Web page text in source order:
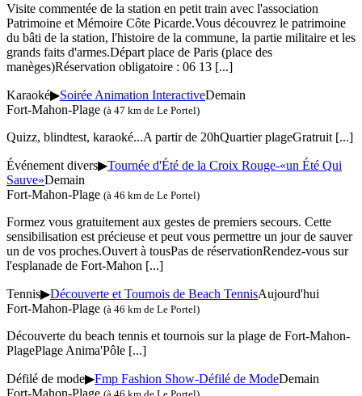
Visite commentée de la station en petit train avec l'association
Patrimoine et Mémoire Côte Picarde.Vous découvrez le patrimoine
du bâti de la station, l'histoire de la commune, la partie militaire et les
grands faits d'armes.Départ place de Paris (place des
manèges)Réservation obligatoire : 06 13 [...]
Karaoké▶Soirée Animation InteractiveDemain
Fort-Mahon-Plage (à 47 km de Le Portel)
Quizz, blindtest, karaoké...A partir de 20hQuartier plageGratruit [...]
Événement divers▶Tournée d'Été de la Croix Rouge-«un Été Qui
Sauve»Demain
Fort-Mahon-Plage (à 46 km de Le Portel)
Formez vous gratuitement aux gestes de premiers secours. Cette
sensibilisation est précieuse et peut vous permettre un jour de sauver
un de vos proches.Ouvert à tousPas de réservationRendez-vous sur
l'esplanade de Fort-Mahon [...]
Tennis▶Découverte et Tournois de Beach TennisAujourd'hui
Fort-Mahon-Plage (à 46 km de Le Portel)
Découverte du beach tennis et tournois sur la plage de Fort-Mahon-
PlagePlage Anima'Pôle [...]
Défilé de mode▶Fmp Fashion Show-Défilé de ModeDemain
Fort-Mahon-Plage